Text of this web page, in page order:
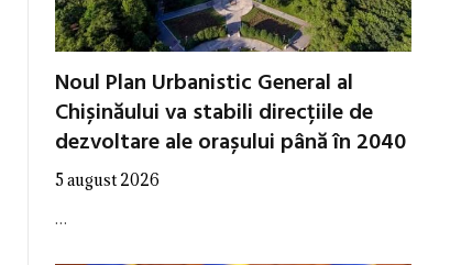
Noul Plan Urbanistic General al
Chișinăului va stabili direcțiile de
dezvoltare ale orașului până în 2040
5 august 2026
…